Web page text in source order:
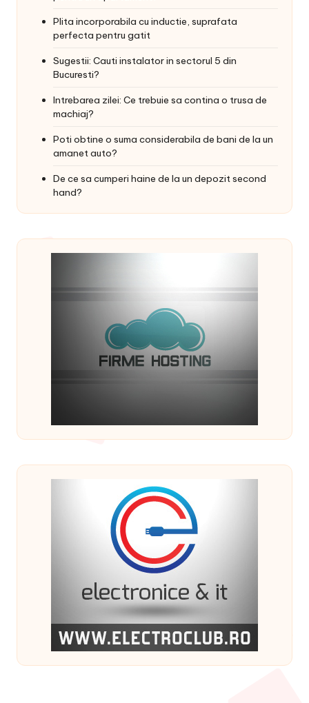
Plita incorporabila cu inductie, suprafata
perfecta pentru gatit
Sugestii: Cauti instalator in sectorul 5 din
Bucuresti?
Intrebarea zilei: Ce trebuie sa contina o trusa de
machiaj?
Poti obtine o suma considerabila de bani de la un
amanet auto?
De ce sa cumperi haine de la un depozit second
hand?